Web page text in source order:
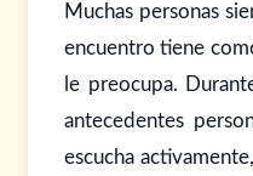
Muchas personas
encuentro tiene
le preocupa.
antecedentes
escucha